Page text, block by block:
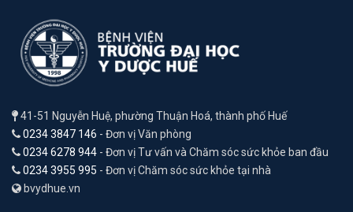
41-51 Nguyễn Huệ, phường Thuận Hoá, thành phố Huế
0234 3847 146 - Đơn vị Văn phòng
0234 6278 944 - Đơn vị Tư vấn và Chăm sóc sức khỏe ban đầu
0234 3955 995 - Đơn vị Chăm sóc sức khỏe tại nhà
bvydhue.vn